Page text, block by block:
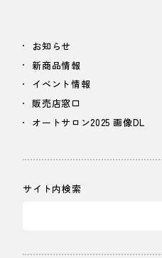
お知らせ
新商品情報
イベント情報
販売店窓口
オートサロン2025 画像DL
サイト内検索